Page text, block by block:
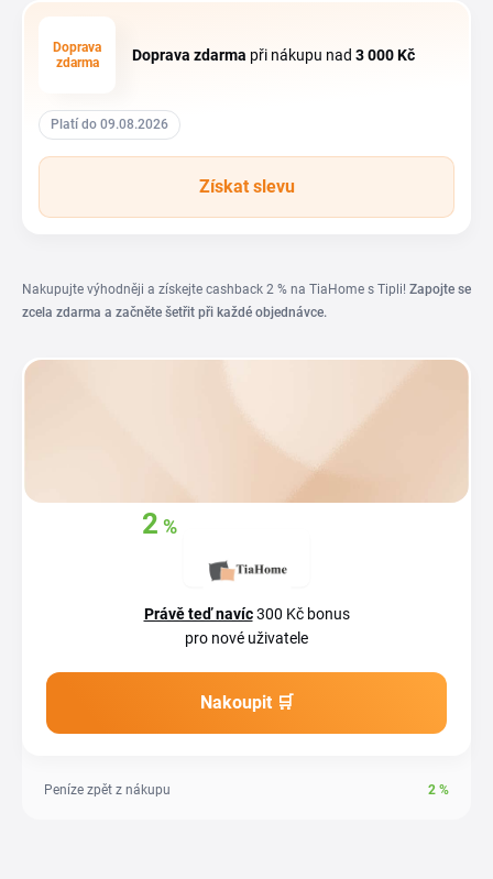
Doprava
zdarma
Doprava zdarma při nákupu nad 3000 Kč
Platí do 09.08.2026
Získat slevu
Nakupujte výhodněji a získejte cashback 2 % na TiaHome s Tipli! Zapojte se
zcela zdarma a začněte šetřit při každé objednávce.
2 %z
Právě teď navíc300 Kč bonus
pro nové uživatele
Nakoupit 🛒
Peníze zpět z nákupu 2 %